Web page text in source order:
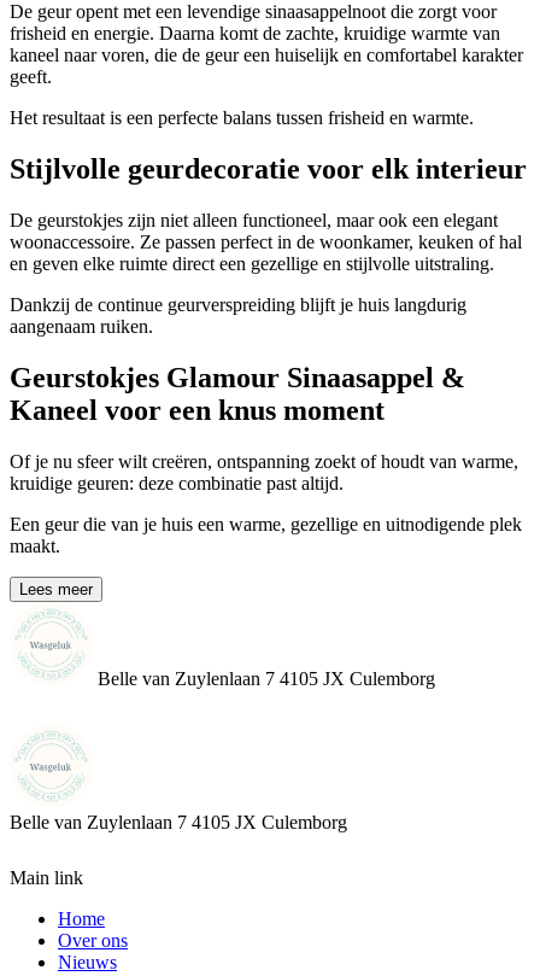
De geur opent met een levendige sinaasappelnoot die zorgt voor
frisheid en energie. Daarna komt de zachte, kruidige warmte van
kaneel naar voren, die de geur een huiselijk en comfortabel karakter
geeft.
Het resultaat is een perfecte balans tussen frisheid en warmte.
Stijlvolle geurdecoratie voor elk interieur
De geurstokjes zijn niet alleen functioneel, maar ook een elegant
woonaccessoire. Ze passen perfect in de woonkamer, keuken of hal
en geven elke ruimte direct een gezellige en stijlvolle uitstraling.
Dankzij de continue geurverspreiding blijft je huis langdurig
aangenaam ruiken.
Geurstokjes Glamour Sinaasappel &
Kaneel voor een knus moment
Of je nu sfeer wilt creëren, ontspanning zoekt of houdt van warme,
kruidige geuren: deze combinatie past altijd.
Een geur die van je huis een warme, gezellige en uitnodigende plek
maakt.
Lees meer
Belle van Zuylenlaan 7 4105 JX Culemborg
Belle van Zuylenlaan 7 4105 JX Culemborg
Main link
Home
Over ons
Nieuws